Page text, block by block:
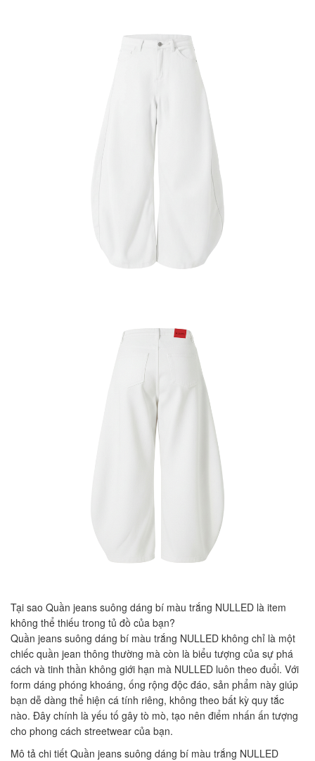
Tại sao Quần jeans suông dáng bí màu trắng NULLED là item
không thể thiếu trong tủ đồ của bạn?
Quần jeans suông dáng bí màu trắng NULLED không chỉ là một
chiếc quần jean thông thường mà còn là biểu tượng của sự phá
cách và tinh thần không giới hạn mà NULLED luôn theo đuổi. Với
form dáng phóng khoáng, ống rộng độc đáo, sản phẩm này giúp
bạn dễ dàng thể hiện cá tính riêng, không theo bất kỳ quy tắc
nào. Đây chính là yếu tố gây tò mò, tạo nên điểm nhấn ấn tượng
cho phong cách streetwear của bạn.
Mô tả chi tiết Quần jeans suông dáng bí màu trắng NULLED